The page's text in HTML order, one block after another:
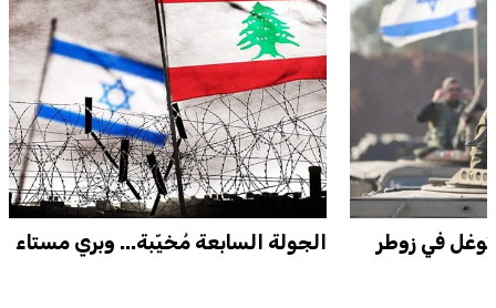
الجولة السابعة مُخيّبة... وبري مستاء في زوطر